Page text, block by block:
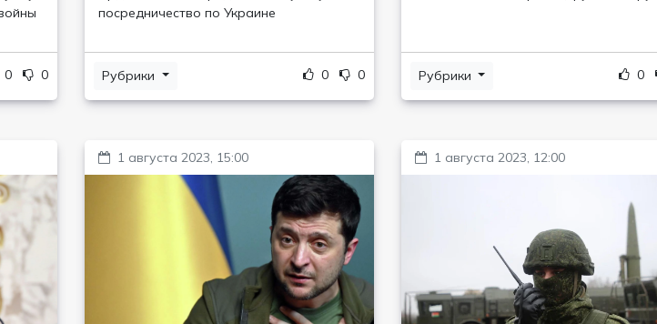
0 0
посредничество по Украине
Рубрики 0 0 Рубрики 0
1 августа 2023, 15:00 1 августа 2023, 12:00